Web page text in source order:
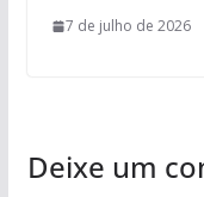
7 de julho de 2026
Deixe um